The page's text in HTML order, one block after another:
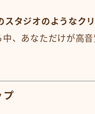
スタジオのようなクリ
、あなただけが高
プ